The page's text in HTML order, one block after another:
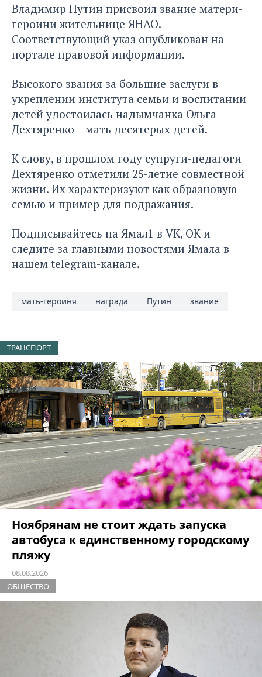
Владимир Путин присвоил звание матери-
героини жительнице ЯНАО.
Соответствующий указ опубликован на
портале правовой информации.
Высокого звания за большие заслуги в
укреплении института семьи и воспитании
детей удостоилась надымчанка Ольга
Дехтяренко – мать десятерых детей.
К слову, в прошлом году супруги-педагоги
Дехтяренко отметили 25-летие совместной
жизни. Их характеризуют как образцовую
семью и пример для подражания.
Подписывайтесь на Ямал1 в VK, ОК и
следите за главными новостями Ямала в
нашем telegram-канале.
мать-героиня награда Путин звание
ТРАНСПОРТ
Ноябрянам не стоит ждать запуска
автобуса к единственному городскому
пляжу
08.08.2026
ОБЩЕСТВО